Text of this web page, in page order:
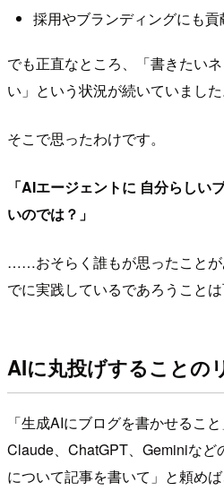
採用やブランディングにも貢
でも正直なところ、「書きたい
い」という状況が続いていました
そこで思ったわけです。
「AIエージェントに 自分らしい
いのでは？」
……おそらく誰もが思ったことが
でに実践しているであろうことは
AIに丸投げすることの
「生成AIにブログを書かせるこ
Claude、ChatGPT、Geminiなど
について記事を書いて」と頼め